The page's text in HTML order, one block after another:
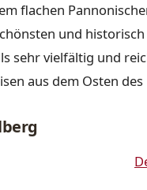
flachen
und
sehr vielfältig und
aus dem Osten des